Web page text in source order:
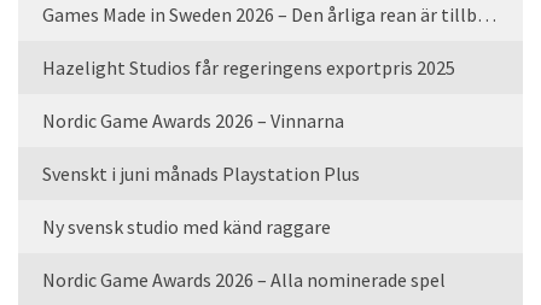
Games Made in Sweden 2026 – Den årliga rean är tillbaka
Hazelight Studios får regeringens exportpris 2025
Nordic Game Awards 2026 – Vinnarna
Svenskt i juni månads Playstation Plus
Ny svensk studio med känd raggare
Nordic Game Awards 2026 – Alla nominerade spel